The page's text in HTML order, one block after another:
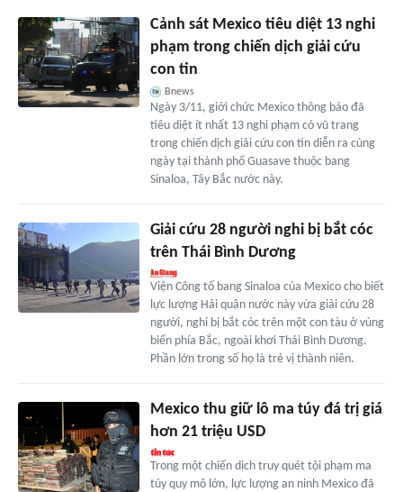
Cảnh sát Mexico tiêu diệt 13 nghi
phạm trong chiến dịch giải cứu
con tin
Bnews
Ngày 3/11, giới chức Mexico thông báo đã
tiêu diệt ít nhất 13 nghi phạm có vũ trang
trong chiến dịch giải cứu con tin diễn ra cùng
ngày tại thành phố Guasave thuộc bang
Sinaloa, Tây Bắc nước này.
Giải cứu 28 người nghi bị bắt cóc
trên Thái Bình Dương
Viện Công tố bang Sinaloa của Mexico cho biết
lực lượng Hải quân nước này vừa giải cứu 28
người, nghi bị bắt cóc trên một con tàu ở vùng
biển phía Bắc, ngoài khơi Thái Bình Dương.
Phần lớn trong số họ là trẻ vị thành niên.
Mexico thu giữ lô ma túy đá trị giá
hơn 21 triệu USD
Trong một chiến dịch truy quét tội phạm ma
túy quy mô lớn, lực lượng an ninh Mexico đã